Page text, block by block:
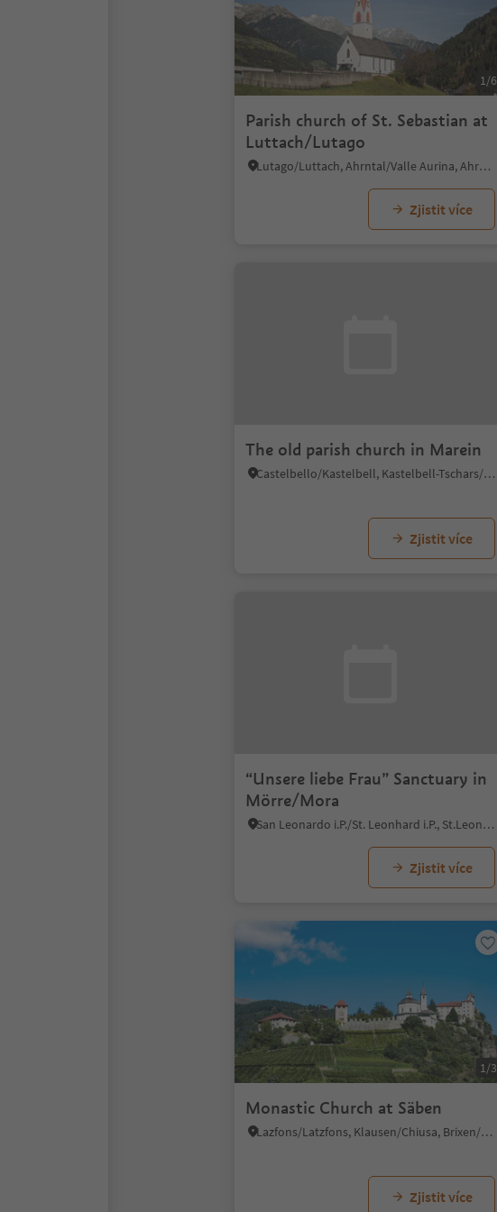
1/6
Parish church of St. Sebastian at
Luttach/Lutago
Lutago/Luttach, Ahrntal/Valle Aurina, Ahrntal/Valle Aurina
Zjistit více
The old parish church in Marein
Castelbello/Kastelbell, Kastelbell-Tschars/Castelbello-Ciardes, Vinschgau/Val Venosta
Zjistit více
“Unsere liebe Frau” Sanctuary in
Mörre/Mora
San Leonardo i.P./St. Leonhard i.P., St.Leonhard in Passeier/San Leonardo in Passiria, Meran/Merano and environs
Zjistit více
1/3
Monastic Church at Säben
Lazfons/Latzfons, Klausen/Chiusa, Brixen/Bressanone and environs
Zjistit více